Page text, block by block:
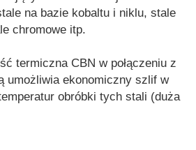
na bazie kobaltu i niklu, stale
chromowe itp.
termiczna CBN w połączeniu z
umożliwia ekonomiczny szlif w
obróbki tych stali (duża